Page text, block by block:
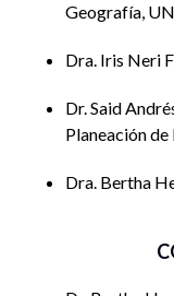
Geografía,
Dra. Iris Neri
Dr. Said
Planeación
Dra. Bertha